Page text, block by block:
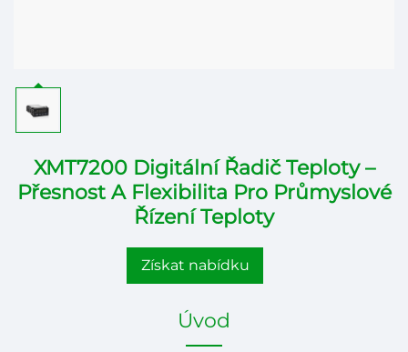
XMT7200 Digitální Řadič Teploty –
Přesnost A Flexibilita Pro Průmyslové
Řízení Teploty
Získat nabídku
Úvod